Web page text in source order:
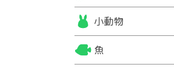
小動物
魚